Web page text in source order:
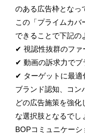
のある広告枠となっ
この「プライムカ
できることで下記の
✔ 視認性抜群のファ
✔ 動画の訴求力でブ
✔ ターゲットに最適
ブランド認知、コン
どの広告施策を強化
な選択肢となるでし
BOPコミュニケー